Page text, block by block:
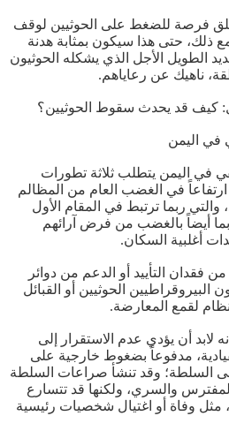
فرصة للضغط على الحوثيين لوقف
ذلك، حتى هذا سيكون بمثابة هدنة
الطويل الأجل الذي يشكله الحوثيون
ناهيك عن رعاياهم.
كيف قد يحدث سقوط الحوثيين؟
في اليمن
في اليمن يتطلب ثلاثة تطورات
ارتفاعاً في الغضب العام من المظالم
والتي ربما ترتبط في المقام الأول
أيضاً بالغضب من فرض آرائهم
أغلبية السكان.
فقدان التأييد أو الدعم من دوائر
البيروقراطيين الحوثيين أو القبائل
لقمع المعارضة.
لابد أن يؤدي عدم الاستقرار إلى
مدفوعاً بضغوط خارجية على
السلطة؛ وقد تنشأ صراعات السلطة
والسري، ولكنها قد تتسارع
وفاة أو اغتيال شخصيات رئيسية